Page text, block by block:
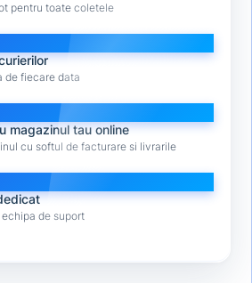
pentru toate coletele
de fiecare data
magazinul tau online
cu softul de facturare si livrarile
de suport